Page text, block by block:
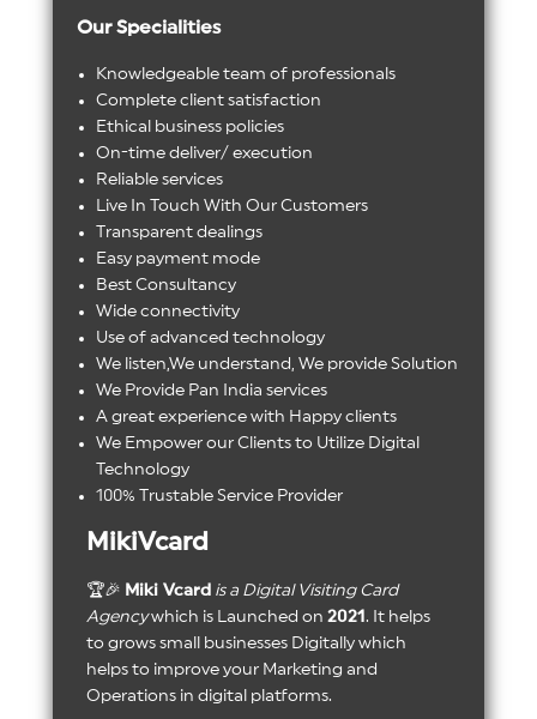
Our Specialities
Knowledgeable team of professionals
Complete client satisfaction
Ethical business policies
On-time deliver/ execution
Reliable services
Live In Touch With Our Customers
Transparent dealings
Easy payment mode
Best Consultancy
Wide connectivity
Use of advanced technology
We listen,We understand, We provide Solution
We Provide Pan India services
A great experience with Happy clients
We Empower our Clients to Utilize Digital
Technology
100% Trustable Service Provider
MikiVcard
🏆🎉 Miki Vcard is a Digital Visiting Card
Agencywhich is Launched on 2021 . It helps
to grows small businesses Digitally which
helps to improve your Marketing and
Operations in digital platforms.